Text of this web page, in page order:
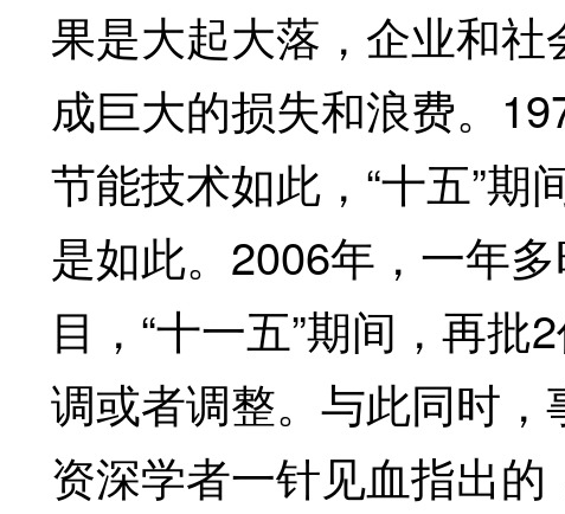
果是大起大落，企业和
成巨大的损失和浪费。
节能技术如此，“十五”
是如此。2006年，一年
目，“十一五”期间，再
调或者调整。与此同时
资深学者一针见血指出